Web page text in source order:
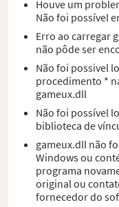
Houve um
Não foi possível
Erro ao carregar
não pôde ser
Não foi possivel
procedimento *
gameux.dll
Não foi possível
biblioteca de
gameux.dll não
Windows ou
programa
original ou
fornecedor do